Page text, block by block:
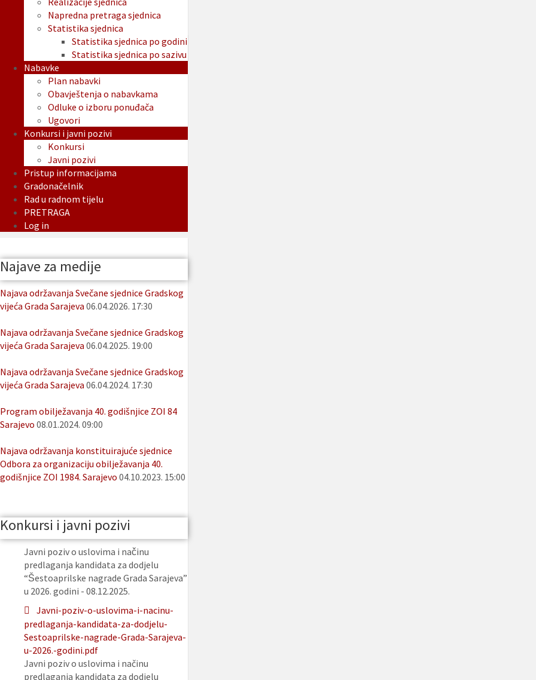
Napredna pretraga sjednica
Statistika sjednica
Statistika sjednica po godini
Statistika sjednica po sazivu
Nabavke
Plan nabavki
Obavještenja o nabavkama
Odluke o izboru ponuđača
Ugovori
Konkursi i javni pozivi
Konkursi
Javni pozivi
Pristup informacijama
Gradonačelnik
Rad u radnom tijelu
PRETRAGA
Log in
Najave za medije
Najava održavanja Svečane sjednice Gradskog
vijeća Grada Sarajeva 06.04.2026. 17:30
Najava održavanja Svečane sjednice Gradskog
vijeća Grada Sarajeva 06.04.2025. 19:00
Najava održavanja Svečane sjednice Gradskog
vijeća Grada Sarajeva 06.04.2024. 17:30
Program obilježavanja 40. godišnjice ZOI 84
Sarajevo 08.01.2024. 09:00
Najava održavanja konstituirajuće sjednice
Odbora za organizaciju obilježavanja 40.
godišnjice ZOI 1984. Sarajevo 04.10.2023. 15:00
Konkursi i javni pozivi
Javni poziv o uslovima i načinu
predlaganja kandidata za dodjelu
“Šestoaprilske nagrade Grada Sarajeva”
u 2026. godini - 08.12.2025.
Javni-poziv-o-uslovima-i-nacinu-
predlaganja-kandidata-za-dodjelu-
Sestoaprilske-nagrade-Grada-Sarajeva-
u-2026.-godini.pdf
Javni poziv o uslovima i načinu
predlaganja kandidata za dodjelu